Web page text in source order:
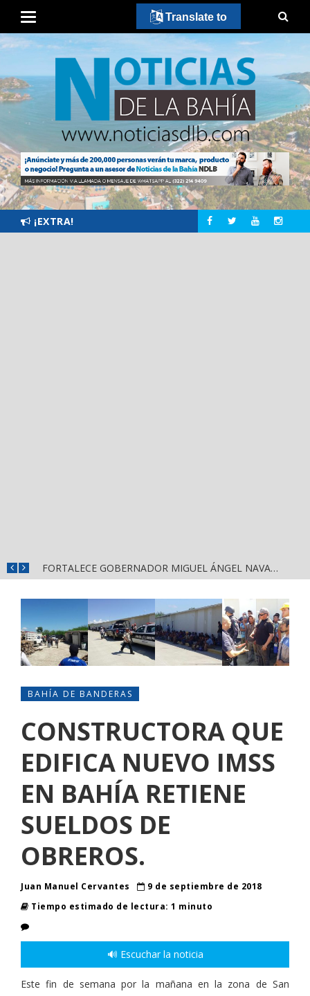
¡EXTRA!
FORTALECE GOBERNADOR MIGUEL ÁNGEL NAVARRO LA COORDINACIÓN CON EL SECTOR EDUCATIVO EN NAYARIT
BAHÍA DE BANDERAS
CONSTRUCTORA QUE
EDIFICA NUEVO IMSS
EN BAHÍA RETIENE
SUELDOS DE
OBREROS.
Juan Manuel Cervantes
9 de septiembre de 2018
Tiempo estimado de lectura: 1 minuto
🔊 Escuchar la noticia
Este fin de semana por la mañana en la zona de San
Translate to